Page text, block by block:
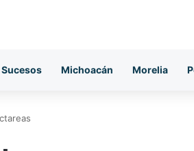
Sucesos Michoacán Morelia